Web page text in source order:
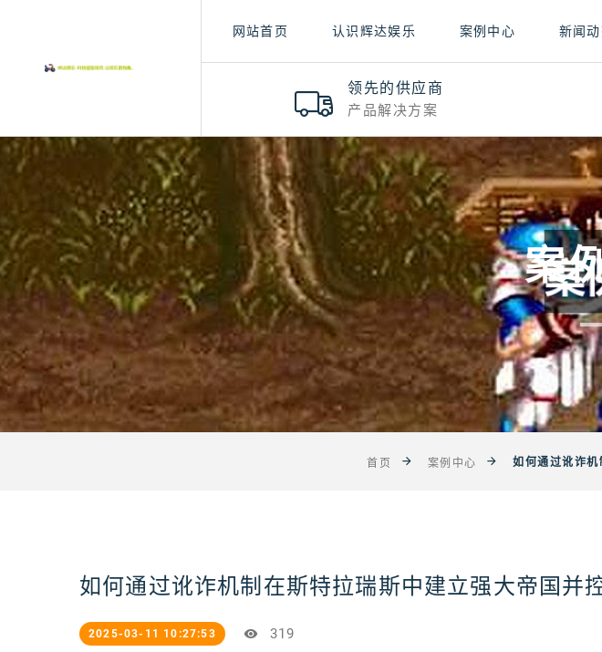
网站首页 认识辉达娱乐 案例中心 新闻
领先的供应商
产品解决方案
案
首页 案例中心 如何通过讹诈
如何通过讹诈机制在斯特拉瑞斯中建立强大帝国并
2025-03-11 10:27:53 319